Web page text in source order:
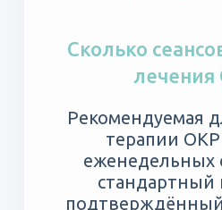
Сколько
лечения
Рекомендуемая
терапии
еженедельных
стандартный